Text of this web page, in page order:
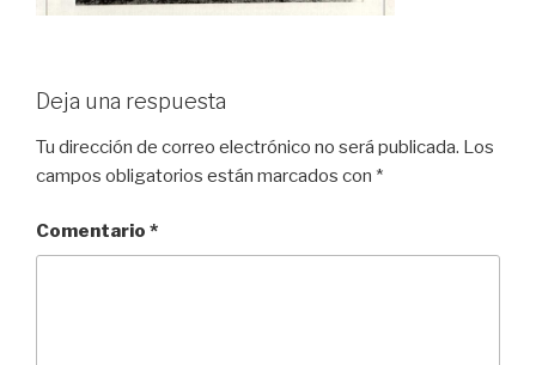
Deja una respuesta
Tu dirección de correo electrónico no será publicada. Los
campos obligatorios están marcados con *
Comentario *